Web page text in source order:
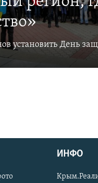
установить День
ИНФО